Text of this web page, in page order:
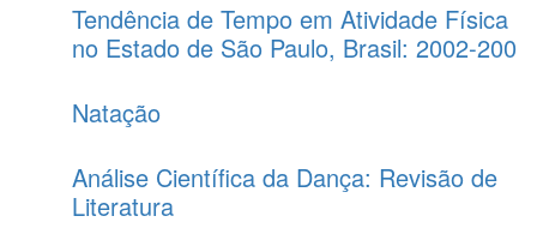
Tendência de Tempo em Atividade Física
no Estado de São Paulo, Brasil: 2002-200
Natação
Análise Científica da Dança: Revisão de
Literatura